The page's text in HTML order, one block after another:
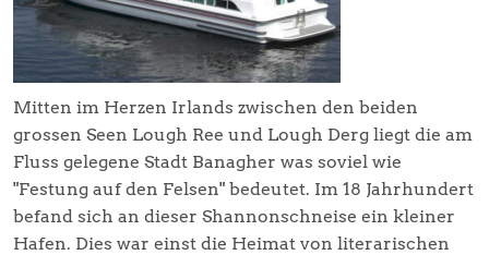
Mitten im Herzen Irlands zwischen den beiden
grossen Seen Lough Ree und Lough Derg liegt die am
Fluss gelegene Stadt Banagher was soviel wie
"Festung auf den Felsen" bedeutet. Im 18 Jahrhundert
befand sich an dieser Shannonschneise ein kleiner
Hafen. Dies war einst die Heimat von literarischen